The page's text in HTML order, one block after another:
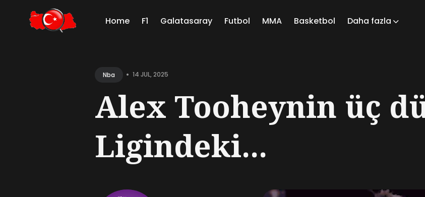
Home F1 Galatasaray Futbol MMA Basketbol Daha fazla
Nba • 14 JUL, 2025
Alex Tooheynin üç
Ligindeki...